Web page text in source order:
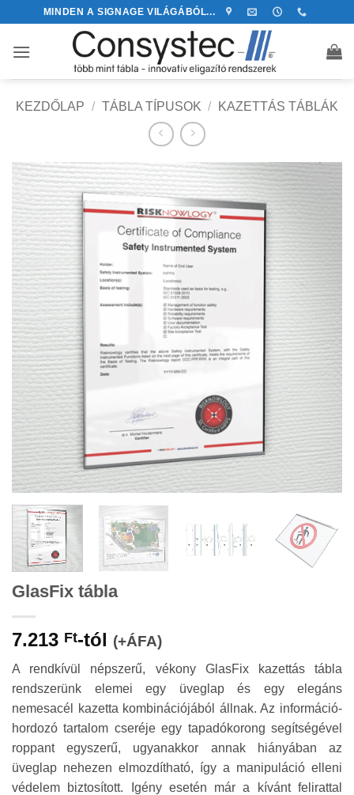
content
MINDEN A SIGNAGE VILÁGÁBÓL...
KEZDŐLAP / TÁBLA TÍPUSOK / KAZETTÁS TÁBLÁK
Kedvencekhez
GlasFix tábla
7.213 Ft-tól (+ÁFA)
A rendkívül népszerű, vékony GlasFix kazettás tábla
rendszerünk elemei egy üveglap és egy elegáns
nemesacél kazetta kombinációjából állnak. Az információ-
hordozó tartalom cseréje egy tapadókorong segítségével
roppant egyszerű, ugyanakkor annak hiányában az
üveglap nehezen elmozdítható, így a manipuláció elleni
védelem biztosított. Igény esetén már a kívánt felirattal